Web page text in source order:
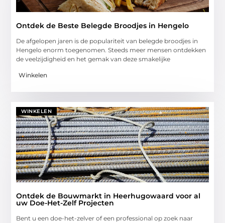
Ontdek de Beste Belegde Broodjes in Hengelo
De afgelopen jaren is de populariteit van belegde broodjes in
Hengelo enorm toegenomen. Steeds meer mensen ontdekken
de veelzijdigheid en het gemak van deze smakelijke
Winkelen
WINKELEN
Ontdek de Bouwmarkt in Heerhugowaard voor al
uw Doe-Het-Zelf Projecten
Bent u een doe-het-zelver of een professional op zoek naar